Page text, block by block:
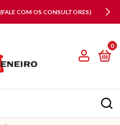
COM OS CONSULTORES)
0